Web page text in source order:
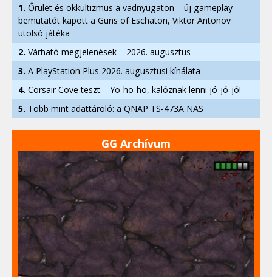
1. Őrület és okkultizmus a vadnyugaton – új gameplay-
bemutatót kapott a Guns of Eschaton, Viktor Antonov
utolsó játéka
2. Várható megjelenések – 2026. augusztus
3. A PlayStation Plus 2026. augusztusi kínálata
4. Corsair Cove teszt – Yo-ho-ho, kalóznak lenni jó-jó-jó!
5. Több mint adattároló: a QNAP TS-473A NAS
GG Archívum